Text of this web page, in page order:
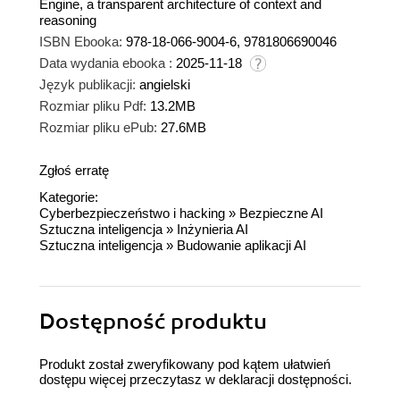
Engine, a transparent architecture of context and
reasoning
ISBN Ebooka: 978-18-066-9004-6, 9781806690046
Data wydania ebooka : 2025-11-18
Język publikacji: angielski
Rozmiar pliku Pdf: 13.2MB
Rozmiar pliku ePub: 27.6MB
Zgłoś erratę
Kategorie:
Cyberbezpieczeństwo i hacking » Bezpieczne AI
Sztuczna inteligencja » Inżynieria AI
Sztuczna inteligencja » Budowanie aplikacji AI
Dostępność produktu
Produkt został zweryfikowany pod kątem ułatwień
dostępu więcej przeczytasz w deklaracji dostępności.